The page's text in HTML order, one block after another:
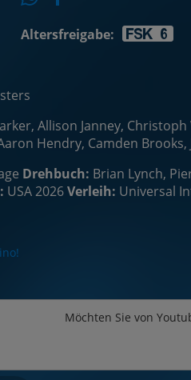
Altersfreigabe:
Allison Janney,
Hendry, Camden
Drehbuch: Brian Lynch,
USA 2026Verleih: Universal
Möchten Sie von